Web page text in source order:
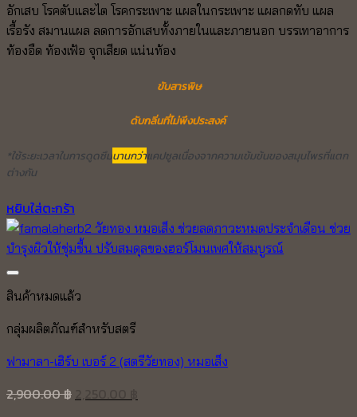
อักเสบ โรคตับและไต โรคกระเพาะ แผลในกระเพาะ แผลกดทับ แผล
เรื้อรัง สมานแผล ลดการอักเสบทั้งภายในและภายนอก บรรเทาอาการ
ท้องอืด ท้องเฟ้อ จุกเสียด แน่นท้อง
ขับสารพิษ
ดับกลิ่นที่ไม่พึงประสงค์
*ใช้ระยะเวลาในการดูดซึมนานกว่าแคปซูลเนื่องจากความเข้มข้นของสมุนไพรที่แตก
ต่างกัน
หยิบใส่ตะกร้า
สินค้าหมดแล้ว
กลุ่มผลิตภัณฑ์สำหรับสตรี
ฟามาลา-เฮิร์บ เบอร์ 2 (สตรีวัยทอง) หมอเส็ง
2,900.00฿